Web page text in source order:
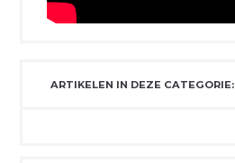
ARTIKELEN IN DEZE CATEGORIE: